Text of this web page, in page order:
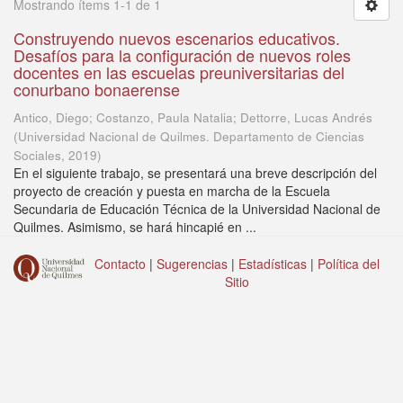
Mostrando ítems 1-1 de 1
Construyendo nuevos escenarios educativos.
Desafíos para la configuración de nuevos roles
docentes en las escuelas preuniversitarias del
conurbano bonaerense
Antico, Diego; Costanzo, Paula Natalia; Dettorre, Lucas Andrés
(Universidad Nacional de Quilmes. Departamento de Ciencias
Sociales, 2019)
En el siguiente trabajo, se presentará una breve descripción del
proyecto de creación y puesta en marcha de la Escuela
Secundaria de Educación Técnica de la Universidad Nacional de
Quilmes. Asimismo, se hará hincapié en ...
Contacto | Sugerencias | Estadísticas | Política del
Sitio